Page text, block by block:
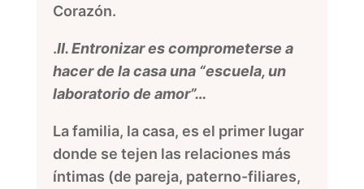
Corazón.
.II. Entronizar es comprometerse a
hacer de la casa una “escuela, un
laboratorio de amor”…
La familia, la casa, es el primer lugar
donde se tejen las relaciones más
íntimas (de pareja, paterno-filiares,